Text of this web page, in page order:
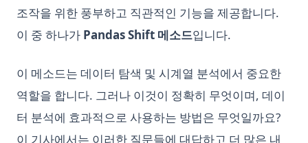
조작을 위한 풍부하고 직관적인 기능을 제공합니다.
이 중 하나가 Pandas Shift 메소드입니다.
이 메소드는 데이터 탐색 및 시계열 분석에서 중요한
역할을 합니다. 그러나 이것이 정확히 무엇이며, 데이
터 분석에 효과적으로 사용하는 방법은 무엇일까요?
이 기사에서는 이러한 질문들에 대답하고 더 많은 내